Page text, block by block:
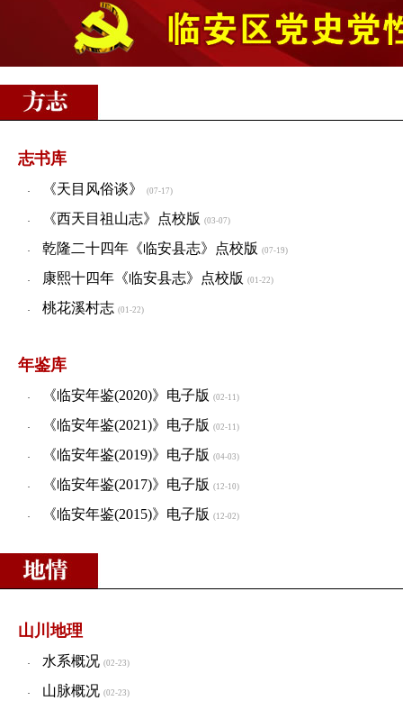
志书库
· 《天目风俗谈》 (07-17)
· 《西天目祖山志》点校版 (03-07)
· 乾隆二十四年《临安县志》点校版 (07-19)
· 康熙十四年《临安县志》点校版 (01-22)
· 桃花溪村志 (01-22)
年鉴库
· 《临安年鉴(2020)》电子版 (02-11)
· 《临安年鉴(2021)》电子版 (02-11)
· 《临安年鉴(2019)》电子版 (04-03)
· 《临安年鉴(2017)》电子版 (12-10)
· 《临安年鉴(2015)》电子版 (12-02)
山川地理
· 水系概况 (02-23)
· 山脉概况 (02-23)